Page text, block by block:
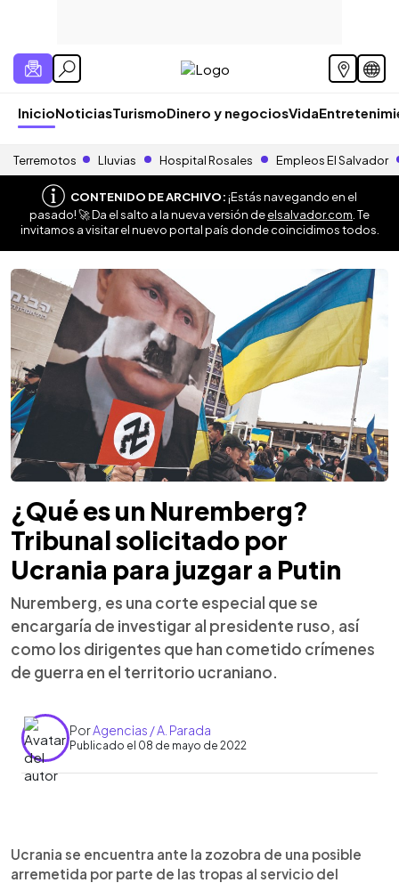
InicioNoticiasTurismoDinero y negociosVida
Terremotos Lluvias Hospital Rosales Empleos El Salvador
CONTENIDO DE ARCHIVO:¡Estás navegando en el
pasado! 🚀 Da el salto a la nueva versión deelsalvador.com . Te
invitamos a visitar el nuevo portal país donde coincidimos todos.
¿Qué es un Nuremberg?
Tribunal solicitado por
Ucrania para juzgar a Putin
Nuremberg, es una corte especial que se
encargaría de investigar al presidente ruso, así
como los dirigentes que han cometido crímenes
de guerra en el territorio ucraniano.
PorAgencias / A. Parada
Publicado el 08 de mayo de 2022
► Escuchar artículo
Ucrania se encuentra ante la zozobra de una posible
arremetida por parte de las tropas al servicio del